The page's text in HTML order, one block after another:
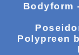
Bodyform
Polypreen